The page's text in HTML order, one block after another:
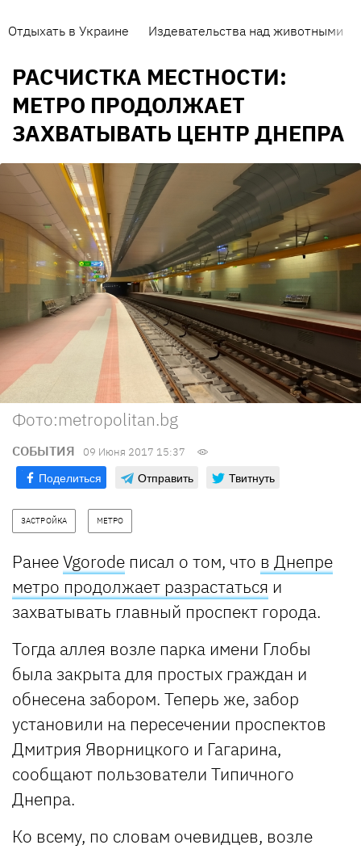
Отдыхать в Украине Издевательства над животными
РАСЧИСТКА МЕСТНОСТИ:
МЕТРО ПРОДОЛЖАЕТ
ЗАХВАТЫВАТЬ ЦЕНТР ДНЕПРА
Фото:metropolitan.bg
СОБЫТИЯ 09 Июня 2017 15:37
Поделиться Отправить Твитнуть
ЗАСТРОЙКА МЕТРО
РанееVgorode писал о том, что в Днепре
метро продолжает разрастаться и
захватывать главный проспект города.
Тогда аллея возле парка имени Глобы
была закрыта для простых граждан и
обнесена забором. Теперь же, забор
установили на пересечении проспектов
Дмитрия Яворницкого и Гагарина,
сообщают пользователи Типичного
Днепра.
Ко всему, по словам очевидцев, возле